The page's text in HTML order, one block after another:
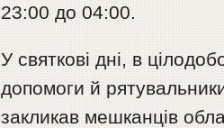
23:00 до 04:00.
У святкові дні, в
допомоги й
закликав мешканців